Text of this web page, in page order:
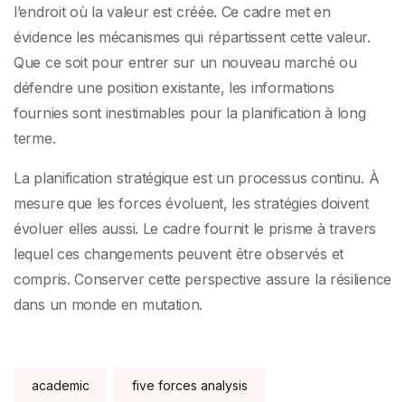
l’endroit où la valeur est créée. Ce cadre met en
évidence les mécanismes qui répartissent cette valeur.
Que ce soit pour entrer sur un nouveau marché ou
défendre une position existante, les informations
fournies sont inestimables pour la planification à long
terme.
La planification stratégique est un processus continu. À
mesure que les forces évoluent, les stratégies doivent
évoluer elles aussi. Le cadre fournit le prisme à travers
lequel ces changements peuvent être observés et
compris. Conserver cette perspective assure la résilience
dans un monde en mutation.
academic five forces analysis